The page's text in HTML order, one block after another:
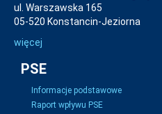
ul. Warszawska 165
05-520 Konstancin-Jeziorna
więcej
PSE
Informacje podstawowe
Raport wpływu PSE